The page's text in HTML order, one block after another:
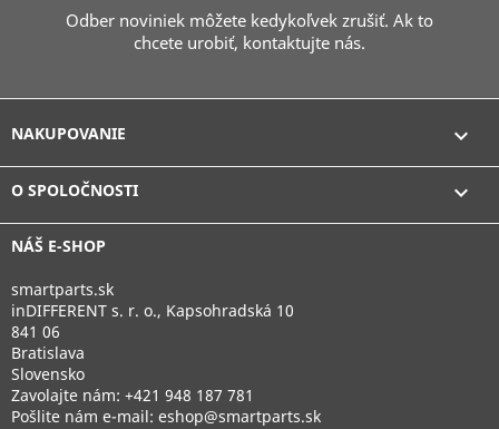
Odber noviniek môžete kedykoľvek zrušiť. Ak to
chcete urobiť, kontaktujte nás.
NAKUPOVANIE 
O SPOLOČNOSTI 
NÁŠ E-SHOP
smartparts.sk
inDIFFERENT s. r. o., Kapsohradská 10
841 06
Bratislava
Slovensko
Zavolajte nám: +421 948 187 781
Pošlite nám e-mail: eshop@smartparts.sk